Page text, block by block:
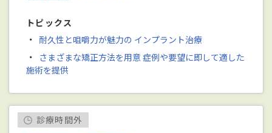
トピックス
・ 耐久性と咀嚼力が魅力の インプラント治療
・
さまざまな矯正方法を用意 症例や要望に即して適した
施術を提供
診療時間外